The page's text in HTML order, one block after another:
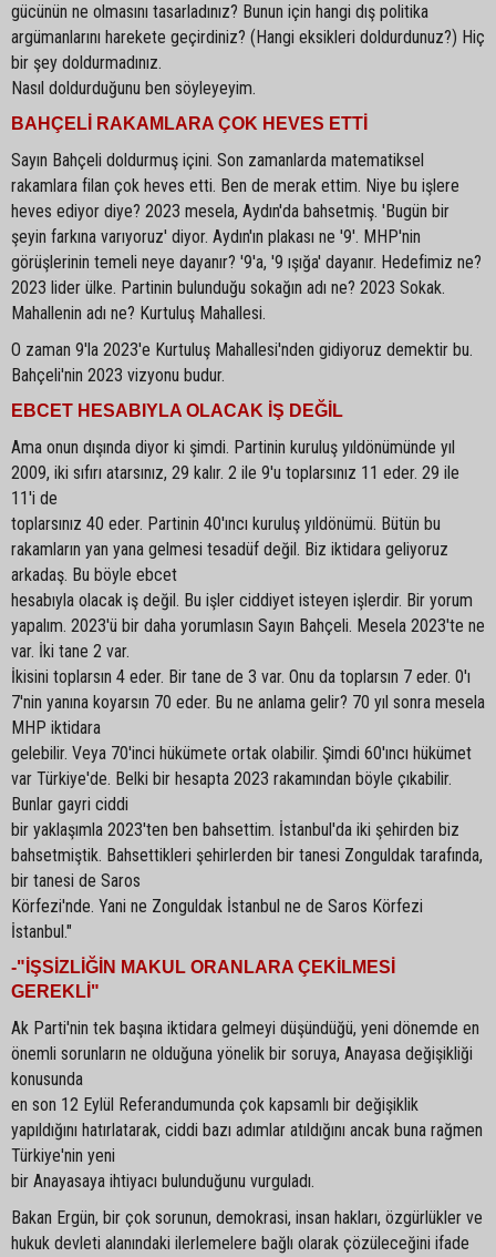
gücünün ne olmasını tasarladınız? Bunun için hangi dış politika
argümanlarını harekete geçirdiniz? (Hangi eksikleri doldurdunuz?) Hiç
bir şey doldurmadınız.
Nasıl doldurduğunu ben söyleyeyim.
BAHÇELİ RAKAMLARA ÇOK HEVES ETTİ
Sayın Bahçeli doldurmuş içini. Son zamanlarda matematiksel
rakamlara filan çok heves etti. Ben de merak ettim. Niye bu işlere
heves ediyor diye? 2023 mesela, Aydın'da bahsetmiş. 'Bugün bir
şeyin farkına varıyoruz' diyor. Aydın'ın plakası ne '9'. MHP'nin
görüşlerinin temeli neye dayanır? '9'a, '9 ışığa' dayanır. Hedefimiz ne?
2023 lider ülke. Partinin bulunduğu sokağın adı ne? 2023 Sokak.
Mahallenin adı ne? Kurtuluş Mahallesi.
O zaman 9'la 2023'e Kurtuluş Mahallesi'nden gidiyoruz demektir bu.
Bahçeli'nin 2023 vizyonu budur.
EBCET HESABIYLA OLACAK İŞ DEĞİL
Ama onun dışında diyor ki şimdi. Partinin kuruluş yıldönümünde yıl
2009, iki sıfırı atarsınız, 29 kalır. 2 ile 9'u toplarsınız 11 eder. 29 ile
11'i de
toplarsınız 40 eder. Partinin 40'ıncı kuruluş yıldönümü. Bütün bu
rakamların yan yana gelmesi tesadüf değil. Biz iktidara geliyoruz
arkadaş. Bu böyle ebcet
hesabıyla olacak iş değil. Bu işler ciddiyet isteyen işlerdir. Bir yorum
yapalım. 2023'ü bir daha yorumlasın Sayın Bahçeli. Mesela 2023'te ne
var. İki tane 2 var.
İkisini toplarsın 4 eder. Bir tane de 3 var. Onu da toplarsın 7 eder. 0'ı
7'nin yanına koyarsın 70 eder. Bu ne anlama gelir? 70 yıl sonra mesela
MHP iktidara
gelebilir. Veya 70'inci hükümete ortak olabilir. Şimdi 60'ıncı hükümet
var Türkiye'de. Belki bir hesapta 2023 rakamından böyle çıkabilir.
Bunlar gayri ciddi
bir yaklaşımla 2023'ten ben bahsettim. İstanbul'da iki şehirden biz
bahsetmiştik. Bahsettikleri şehirlerden bir tanesi Zonguldak tarafında,
bir tanesi de Saros
Körfezi'nde. Yani ne Zonguldak İstanbul ne de Saros Körfezi
İstanbul."
-"İŞSİZLİĞİN MAKUL ORANLARA ÇEKİLMESİ
GEREKLİ"
Ak Parti'nin tek başına iktidara gelmeyi düşündüğü, yeni dönemde en
önemli sorunların ne olduğuna yönelik bir soruya, Anayasa değişikliği
konusunda
en son 12 Eylül Referandumunda çok kapsamlı bir değişiklik
yapıldığını hatırlatarak, ciddi bazı adımlar atıldığını ancak buna rağmen
Türkiye'nin yeni
bir Anayasaya ihtiyacı bulunduğunu vurguladı.
Bakan Ergün, bir çok sorunun, demokrasi, insan hakları, özgürlükler ve
hukuk devleti alanındaki ilerlemelere bağlı olarak çözüleceğini ifade